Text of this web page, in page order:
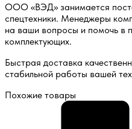
ООО «ВЭД» занимается
спецтехники. Менеджеры
на ваши вопросы и помочь в
комплектующих.
Быстрая доставка
стабильной работы вашей
Похожие товары